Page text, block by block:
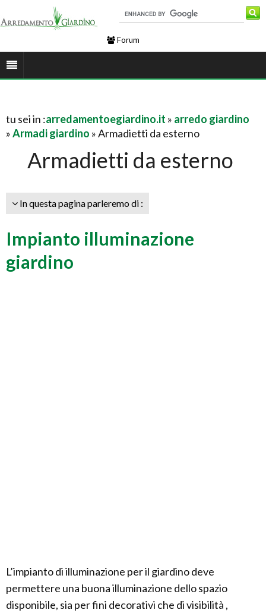
Forum
tu sei in :arredamentoegiardino.it » arredo giardino
»Armadi giardino » Armadietti da esterno
Armadietti da esterno
In questa pagina parleremo di :
Impianto illuminazione
giardino
L’impianto di illuminazione per il giardino deve
permettere una buona illuminazione dello spazio
disponibile, sia per fini decorativi che di visibilità ,